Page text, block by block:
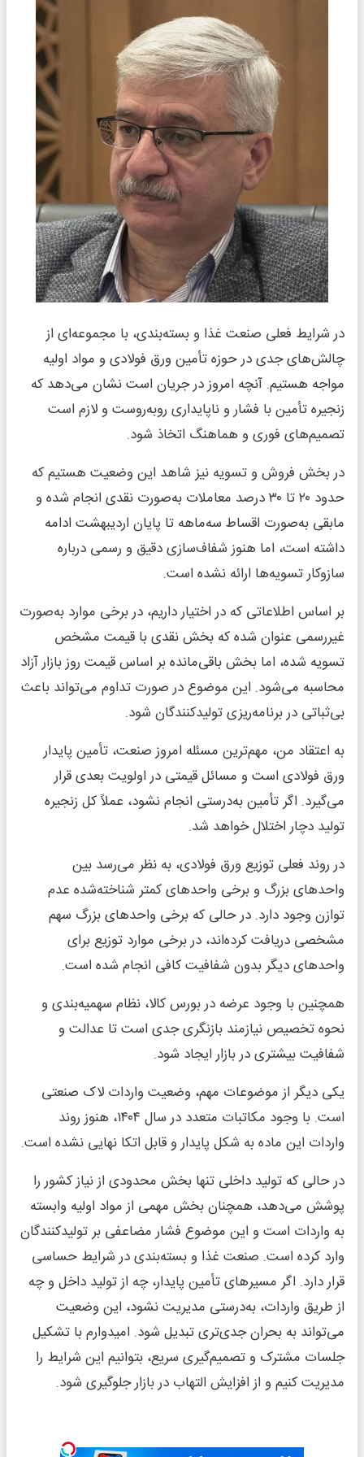
در شرایط فعلی صنعت غذا و بسته‌بندی، با مجموعه‌ای از
چالش‌های جدی در حوزه تأمین ورق فولادی و مواد اولیه
مواجه هستیم. آنچه امروز در جریان است نشان می‌دهد که
زنجیره تأمین با فشار و ناپایداری روبه‌روست و لازم است
تصمیم‌های فوری و هماهنگ اتخاذ شود.
در بخش فروش و تسویه نیز شاهد این وضعیت هستیم که
حدود ۲۰ تا ۳۰ درصد معاملات به‌صورت نقدی انجام شده و
مابقی به‌صورت اقساط سه‌ماهه تا پایان اردیبهشت ادامه
داشته است، اما هنوز شفاف‌سازی دقیق و رسمی درباره
سازوکار تسویه‌ها ارائه نشده است.
بر اساس اطلاعاتی که در اختیار داریم، در برخی موارد به‌صورت
غیررسمی عنوان شده که بخش نقدی با قیمت مشخص
تسویه شده، اما بخش باقی‌مانده بر اساس قیمت روز بازار آزاد
محاسبه می‌شود. این موضوع در صورت تداوم می‌تواند باعث
بی‌ثباتی در برنامه‌ریزی تولیدکنندگان شود.
به اعتقاد من، مهم‌ترین مسئله امروز صنعت، تأمین پایدار
ورق فولادی است و مسائل قیمتی در اولویت بعدی قرار
می‌گیرد. اگر تأمین به‌درستی انجام نشود، عملاً کل زنجیره
تولید دچار اختلال خواهد شد.
در روند فعلی توزیع ورق فولادی، به نظر می‌رسد بین
واحدهای بزرگ و برخی واحدهای کمتر شناخته‌شده عدم
توازن وجود دارد. در حالی که برخی واحدهای بزرگ سهم
مشخصی دریافت کرده‌اند، در برخی موارد توزیع برای
واحدهای دیگر بدون شفافیت کافی انجام شده است.
همچنین با وجود عرضه در بورس کالا، نظام سهمیه‌بندی و
نحوه تخصیص نیازمند بازنگری جدی است تا عدالت و
شفافیت بیشتری در بازار ایجاد شود.
یکی دیگر از موضوعات مهم، وضعیت واردات لاک صنعتی
است. با وجود مکاتبات متعدد در سال ۱۴۰۴، هنوز روند
واردات این ماده به شکل پایدار و قابل اتکا نهایی نشده است.
در حالی که تولید داخلی تنها بخش محدودی از نیاز کشور را
پوشش می‌دهد، همچنان بخش مهمی از مواد اولیه وابسته
به واردات است و این موضوع فشار مضاعفی بر تولیدکنندگان
وارد کرده است. صنعت غذا و بسته‌بندی در شرایط حساسی
قرار دارد. اگر مسیرهای تأمین پایدار، چه از تولید داخل و چه
از طریق واردات، به‌درستی مدیریت نشود، این وضعیت
می‌تواند به بحران جدی‌تری تبدیل شود. امیدوارم با تشکیل
جلسات مشترک و تصمیم‌گیری سریع، بتوانیم این شرایط را
مدیریت کنیم و از افزایش التهاب در بازار جلوگیری شود.